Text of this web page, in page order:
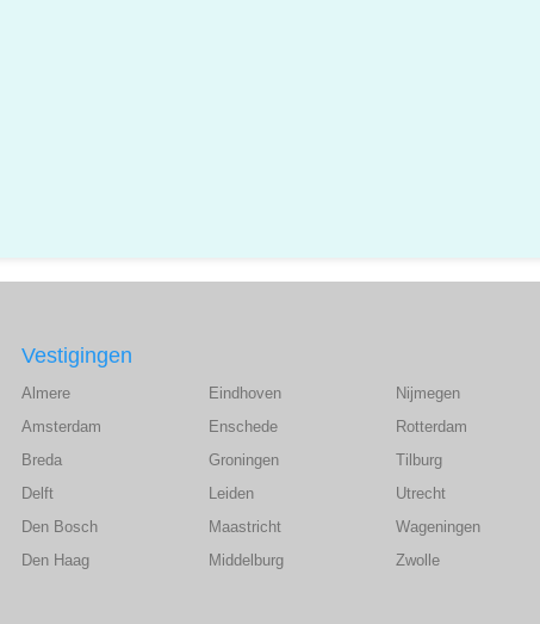
Vestigingen
Almere
Amsterdam
Breda
Delft
Den Bosch
Den Haag
Eindhoven
Enschede
Groningen
Leiden
Maastricht
Middelburg
Nijmegen
Rotterdam
Tilburg
Utrecht
Wageningen
Zwolle